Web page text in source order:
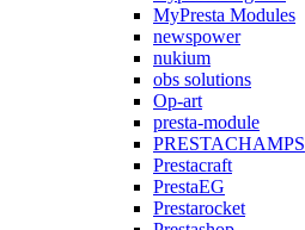
MyPresta Modules
newspower
nukium
obs solutions
Op-art
presta-module
PRESTACHAMPS
Prestacraft
PrestaEG
Prestarocket